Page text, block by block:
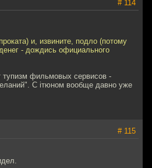
# 114
и, извините, подло (потому
- дождись официального
тупизм фильмовых сервисов -
С iтюном вообще давно уже
# 115